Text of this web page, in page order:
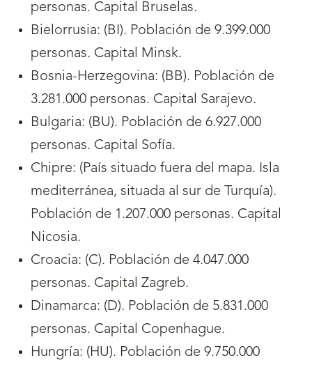
personas. Capital Bruselas.
Bielorrusia: (BI). Población de 9.399.000
personas. Capital Minsk.
Bosnia-Herzegovina: (BB). Población de
3.281.000 personas. Capital Sarajevo.
Bulgaria: (BU). Población de 6.927.000
personas. Capital Sofía.
Chipre: (País situado fuera del mapa. Isla
mediterránea, situada al sur de Turquía).
Población de 1.207.000 personas. Capital
Nicosia.
Croacia: (C). Población de 4.047.000
personas. Capital Zagreb.
Dinamarca: (D). Población de 5.831.000
personas. Capital Copenhague.
Hungría: (HU). Población de 9.750.000